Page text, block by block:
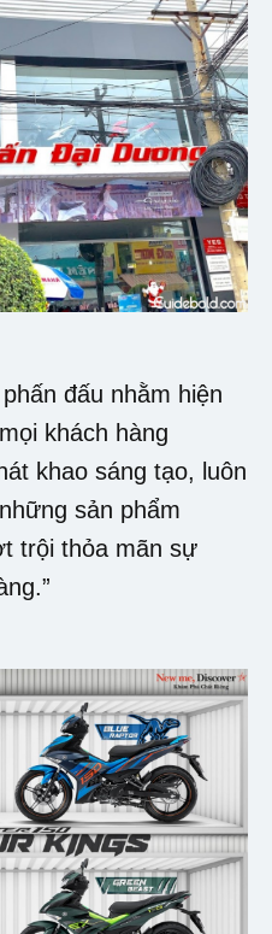
đấu nhằm hiện
khách hàng
khao sáng tạo, luôn
sản phẩm
trội thỏa mãn sự